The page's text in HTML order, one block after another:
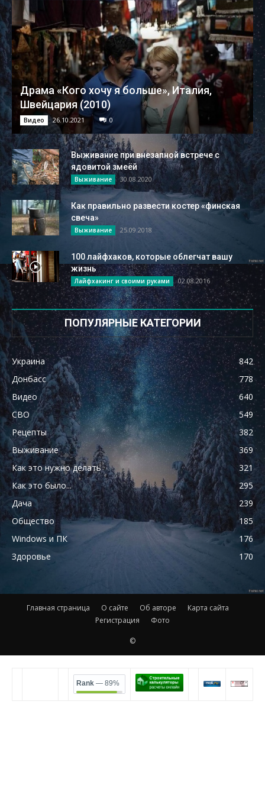
Драма «Кого хочу я больше», Италия,
Швейцария (2010)
Видео 26.10.2021 0
Выживание при внезапной встрече с
ядовитой змеёй
Выживание 30.08.2020
Как правильно развести костер «финская
свеча»
Выживание 25.09.2018
100 лайфхаков, которые облегчат вашу
жизнь
Лайфхакинг и своими руками 02.08.2016
ПОПУЛЯРНЫЕ КАТЕГОРИИ
Украина
842
Донбасс
778
Видео
640
СВО
549
Рецепты
382
Выживание
369
Как это нужно делать
321
Как это было...
295
Дача
239
Общество
185
Windows и ПК
176
Здоровье
170
Главная страница О сайте Об авторе
Карта сайта
Регистрация
Фото
©
Rank — 89%